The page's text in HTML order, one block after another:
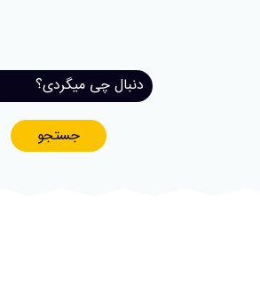
جستجو